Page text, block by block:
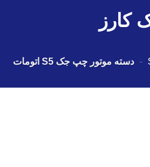
کارز
- دسته موتور چپ جک S5 اتومات